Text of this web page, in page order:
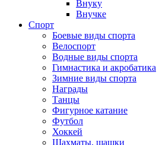
Внуку
Внучке
Спорт
Боевые виды спорта
Велоспорт
Водные виды спорта
Гимнастика и акробатика
Зимние виды спорта
Награды
Танцы
Фигурное катание
Футбол
Хоккей
Шахматы, шашки